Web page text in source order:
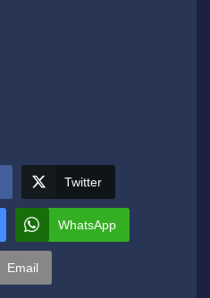
Twitter
WhatsApp
Email